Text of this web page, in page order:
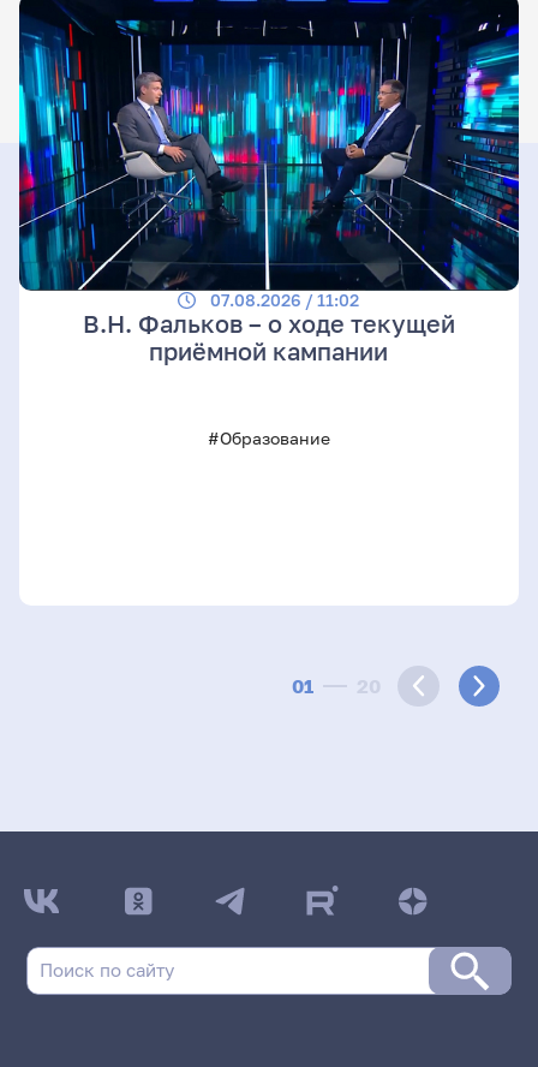
01 20
07.08.2026 / 11:02
В.Н. Фальков – о ходе текущей
приёмной кампании
#Образование